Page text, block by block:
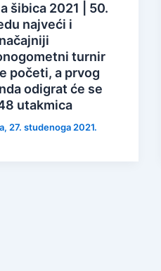
šibica 2021 | 50.
najveći i
turnir
početi, a prvog
odigrat će se
utakmica
27. studenoga 2021.